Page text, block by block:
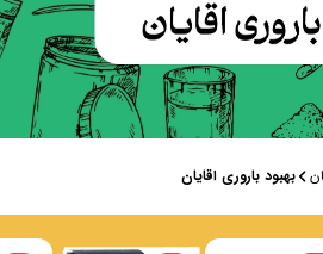
بهبود باروری اقایان